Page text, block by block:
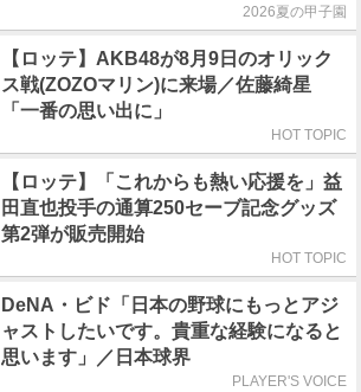
2026夏の甲子園
【ロッテ】AKB48が8月9日のオリック
ス戦(ZOZOマリン)に来場／佐藤綺星
「一番の思い出に」
HOT TOPIC
【ロッテ】「これからも熱い応援を」益
田直也投手の通算250セーブ記念グッズ
第2弾が販売開始
HOT TOPIC
DeNA・ビド「日本の野球にもっとアジ
ャストしたいです。貴重な経験になると
思います」／日本球界
PLAYER'S VOICE